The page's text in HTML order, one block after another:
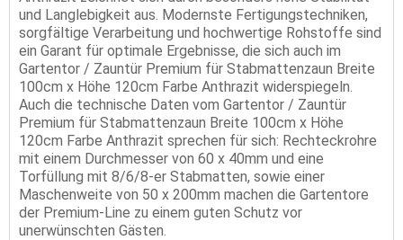
und Langlebigkeit aus. Modernste Fertigungstechniken,
sorgfältige Verarbeitung und hochwertige Rohstoffe sind
ein Garant für optimale Ergebnisse, die sich auch im
Gartentor / Zauntür Premium für Stabmattenzaun Breite
100cm x Höhe 120cm Farbe Anthrazit widerspiegeln.
Auch die technische Daten vom Gartentor / Zauntür
Premium für Stabmattenzaun Breite 100cm x Höhe
120cm Farbe Anthrazit sprechen für sich: Rechteckrohre
mit einem Durchmesser von 60 x 40mm und eine
Torfüllung mit 8/6/8-er Stabmatten, sowie einer
Maschenweite von 50 x 200mm machen die Gartentore
der Premium-Line zu einem guten Schutz vor
unerwünschten Gästen.